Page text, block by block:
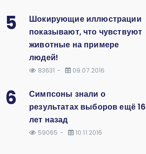
5
Шокирующие иллюстрации
показывают, что чувствуют
животные на примере
людей!
83631 09.07.2016
6
Симпсоны знали о
результатах выборов ещё 16
лет назад
59065 10.11.2016